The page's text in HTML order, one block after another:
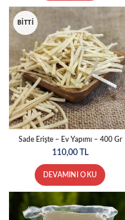
BITTI
Sade Erişte – Ev Yapımı – 400 Gr
110,00 TL
DEVAMINI OKU